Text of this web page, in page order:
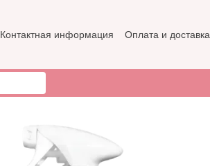
Контактная информация Оплата и доставка